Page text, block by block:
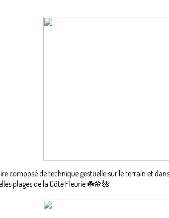
composé de technique gestuelle sur le terrain et
plages de la Côte Fleurie ☘️🌼🌺